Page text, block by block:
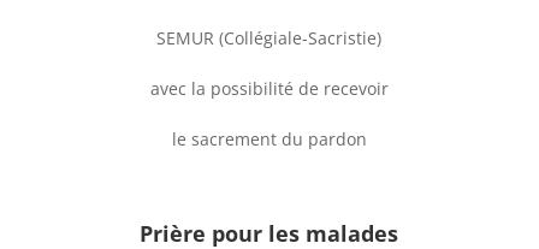
SEMUR (Collégiale-Sacristie)
avec la possibilité de recevoir
le sacrement du pardon
Prière pour les malades